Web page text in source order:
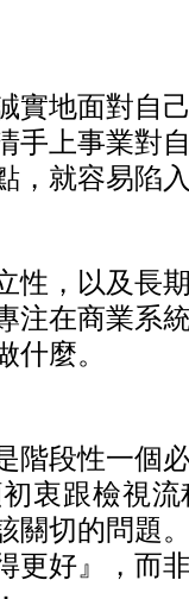
實地面對自
手上事業對
，就容易陷
性，以及長
注在商業系
麼。
階段性一個
衷跟檢視
關切的問題。
更好』，而